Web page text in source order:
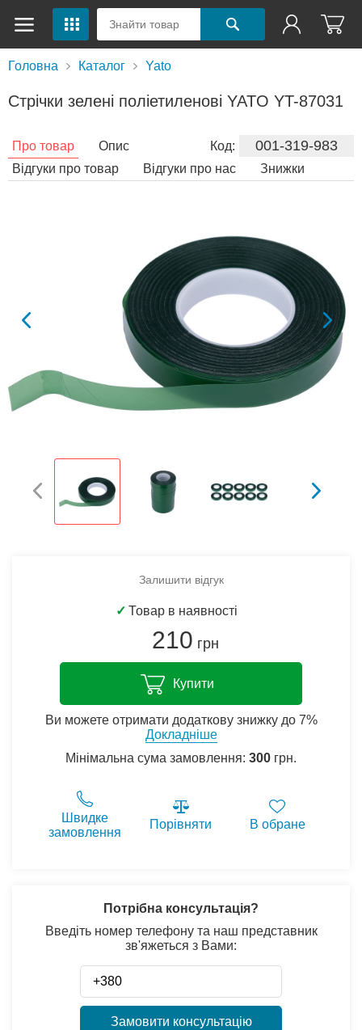
Головна Каталог Yato
Стрічки зелені поліетиленові YATO YT-87031
Код: 001-319-983
Про товар
Опис
Відгуки про товар
Відгуки про нас Знижки
Залишити відгук
✓ Товар в наявності
210 грн
Купити
Ви можете отримати додаткову знижку до 7%
Докладніше
Мінімальна сума замовлення: 300 грн.
Швидке
замовлення
Порівняти В обране
Потрібна консультація?
Введіть номер телефону та наш представник
зв'яжеться з Вами:
Замовити консультацію